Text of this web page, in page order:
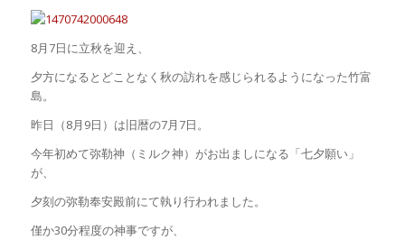
8月7日に立秋を迎え、
夕方になるとどことなく秋の訪れを感じられるようになった竹富
島。
昨日（8月9日）は旧暦の7月7日。
今年初めて弥勒神（ミルク神）がお出ましになる「七夕願い」
が、
夕刻の弥勒奉安殿前にて執り行われました。
僅か30分程度の神事ですが、